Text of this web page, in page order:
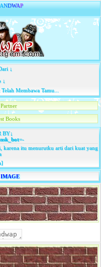
NDWAP
↓
↓
Membawa Tamu...
Books
BY↓
=-
karena itu menurutku arti dari kuat yang